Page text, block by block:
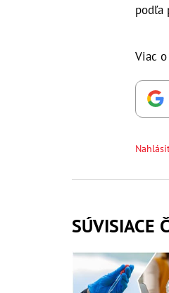
podľa
Viac
SÚVISIACE